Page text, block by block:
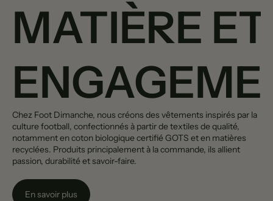
MATIÈRE ET
Chez Foot Dimanche, nous créons des vêtements inspirés par la
culture football, confectionnés à partir de textiles de qualité,
notamment en coton biologique certifié GOTS et en matières
recyclées. Produits principalement à la commande, ils allient
passion, durabilité et savoir-faire.
En savoir plus